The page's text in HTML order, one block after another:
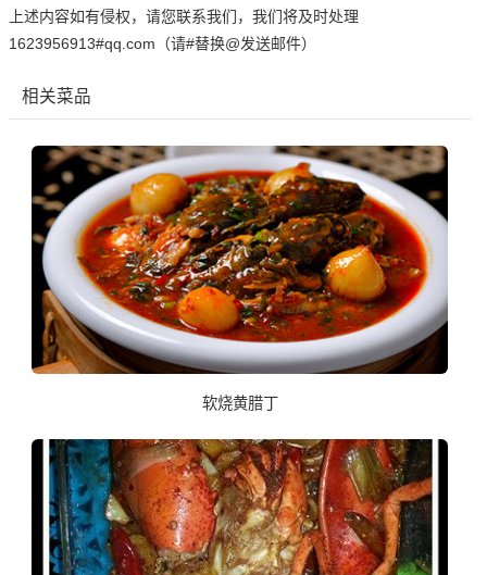
上述内容如有侵权，请您联系我们，我们将及时处理
1623956913#qq.com（请#替换@发送邮件）
相关菜品
软烧黄腊丁